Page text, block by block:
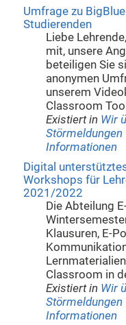
Umfrage zu
Studierenden
Liebe
mit, unsere
beteiligen Sie
anonymen
unserem
Classroom
Existiert in Wir
Störmeldungen
Informationen
Digital
Workshops für
2021/2022
Die Abteilung
Klausuren, E-
Classroom in
Existiert in Wir
Störmeldungen
Informationen